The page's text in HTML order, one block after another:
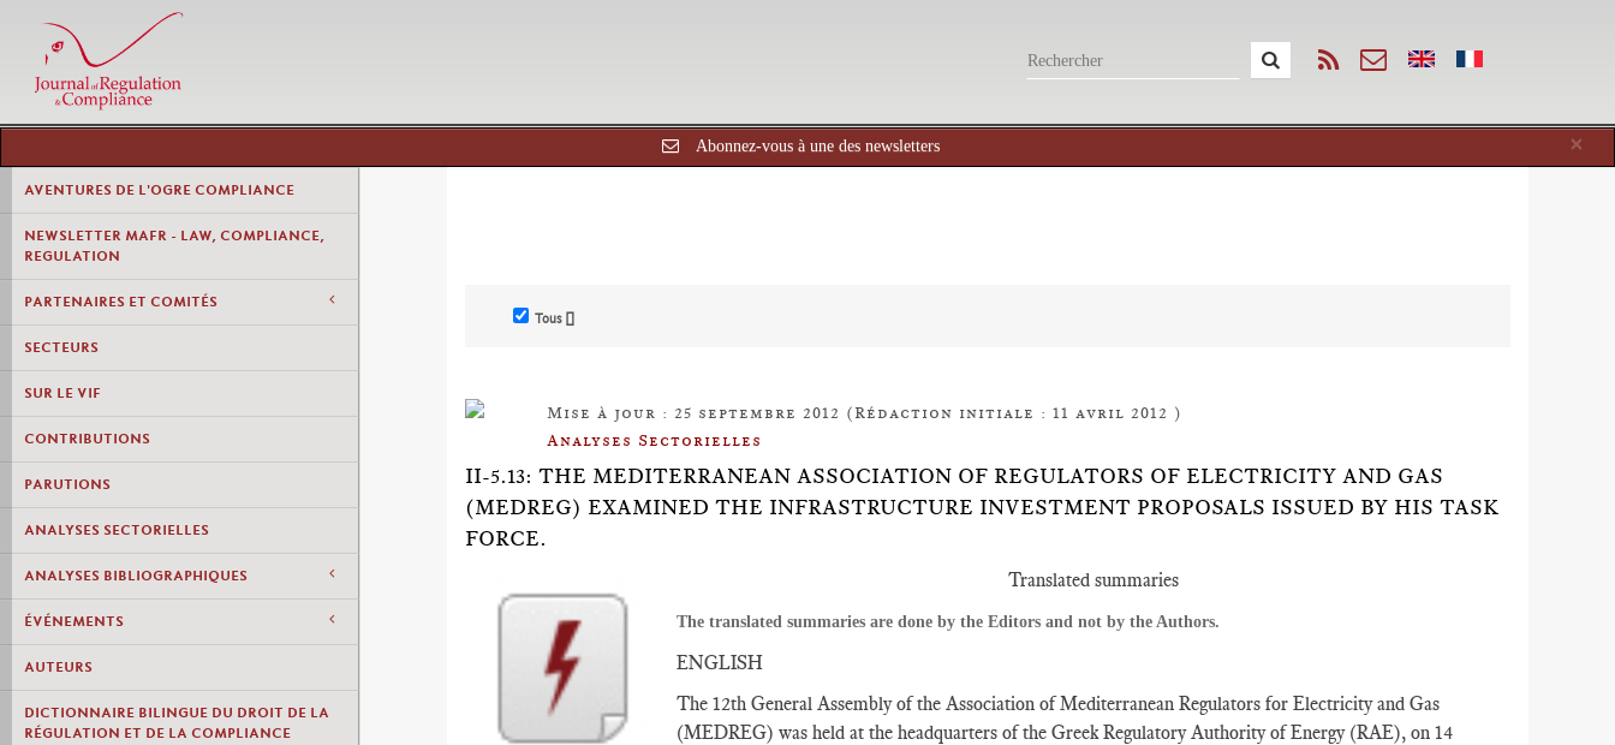
×
Abonnez-vous à une des newsletters
AVENTURES DE L'OGRE COMPLIANCE
NEWSLETTER MAFR - LAW, COMPLIANCE,
REGULATION
PARTENAIRES ET COMITÉS
SECTEURS
SUR LE VIF
CONTRIBUTIONS
PARUTIONS
ANALYSES SECTORIELLES
ANALYSES BIBLIOGRAPHIQUES
ÉVÉNEMENTS
AUTEURS
DICTIONNAIRE BILINGUE DU DROIT DE LA
RÉGULATION ET DE LA COMPLIANCE
Tous []
Mise à jour : 25 septembre 2012 (Rédaction initiale : 11 avril 2012 )
Analyses Sectorielles
II-5.13: THE MEDITERRANEAN ASSOCIATION OF REGULATORS OF ELECTRICITY AND GAS
(MEDREG) EXAMINED THE INFRASTRUCTURE INVESTMENT PROPOSALS ISSUED BY HIS TASK
FORCE.
Translated summaries
The translated summaries are done by the Editors and not by the Authors.
ENGLISH
The 12th General Assembly of the Association of Mediterranean Regulators for Electricity and Gas
(MEDREG) was held at the headquarters of the Greek Regulatory Authority of Energy (RAE), on 14